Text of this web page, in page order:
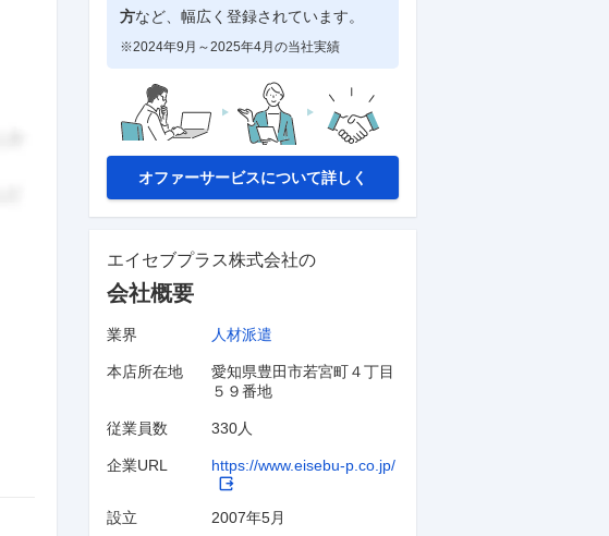
方など、幅広く登録されています。
※2024年9月～2025年4月の当社実績
オファーサービスについて詳しく
エイセブプラス株式会社の
会社概要
業界 人材派遣
本店所在地
愛知県豊田市若宮町４丁目
５９番地
従業員数 330人
企業URL https://www.eisebu-p.co.jp/
設立 2007年5月